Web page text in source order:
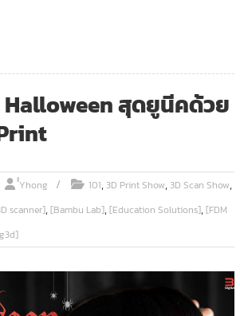
สุดยูนีคด้วย
ํํYhong 101,3D Print Show,3D Scan Show,
scanner],[Bambu Lab],[Education Solutions],[FDM